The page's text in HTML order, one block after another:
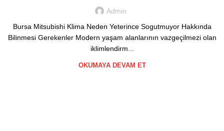
Admin
Bursa Mitsubishi Klima Neden Yeterince Sogutmuyor Hakkında
Bilinmesi Gerekenler Modern yaşam alanlarının vazgeçilmezi olan
iklimlendirm...
OKUMAYA DEVAM ET